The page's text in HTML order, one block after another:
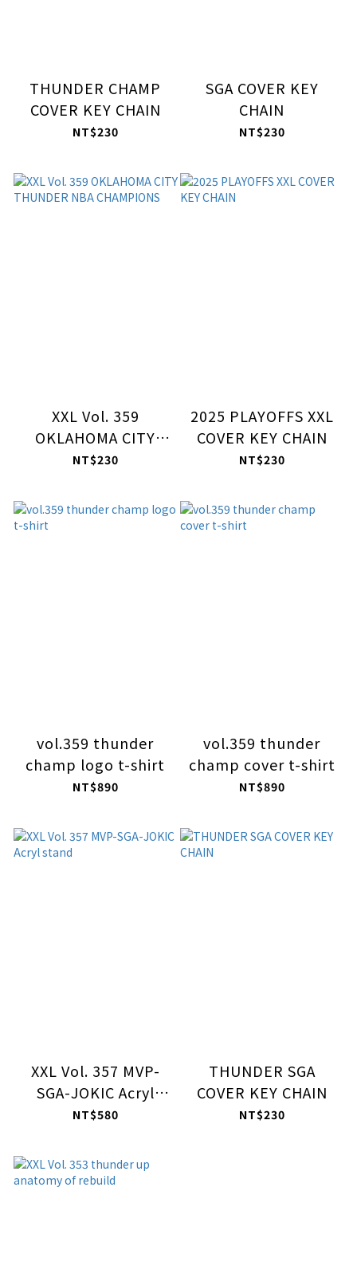
THUNDER CHAMP
COVER KEY CHAIN
NT$230
SGA COVER KEY
CHAIN
NT$230
XXL Vol. 359
OKLAHOMA CITY
THUNDER NBA
NT$230
2025 PLAYOFFS XXL
COVER KEY CHAIN
NT$230
vol.359 thunder
champ logo t-shirt
NT$890
vol.359 thunder
champ cover t-shirt
NT$890
XXL Vol. 357 MVP-
SGA-JOKIC Acryl
stand
NT$580
THUNDER SGA
COVER KEY CHAIN
NT$230